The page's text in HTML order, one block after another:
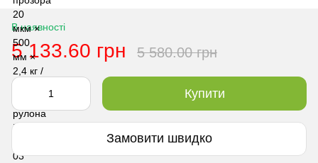
В наявності
5 133.60 грн 5 580.00 грн
Купити
Замовити швидко